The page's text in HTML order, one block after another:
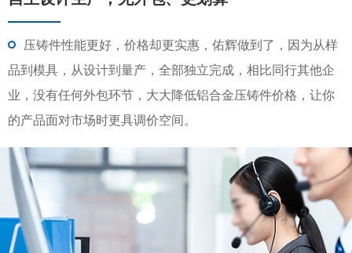
压铸件性能更好，价格却更实惠，佑辉做到了，因为从样
品到模具，从设计到量产，全部独立完成，相比同行其他企
业，没有任何外包环节，大大降低铝合金压铸件价格，让你
的产品面对市场时更具调价空间。